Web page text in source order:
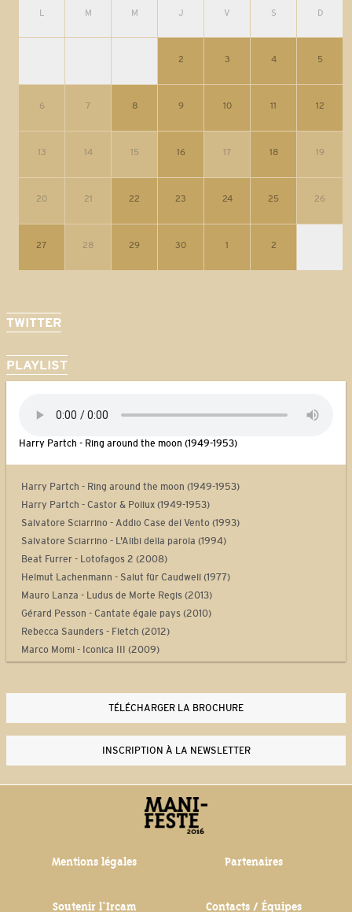
L M M J V S D
2 3 4 5
6 7 8 9 10 11 12
13 14 15 16 17 18 19
20 21 22 23 24 25 26
27 28 29 30 1 2
TWITTER
PLAYLIST
Harry Partch - Ring around the moon (1949-1953)
Harry Partch - Ring around the moon (1949-1953)
Harry Partch - Castor & Pollux (1949-1953)
Salvatore Sciarrino - Addio Case del Vento (1993)
Salvatore Sciarrino - L'Alibi della parola (1994)
Beat Furrer - Lotofagos 2 (2008)
Helmut Lachenmann - Salut für Caudwell (1977)
Mauro Lanza - Ludus de Morte Regis (2013)
Gérard Pesson - Cantate égale pays (2010)
Rebecca Saunders - Fletch (2012)
Marco Momi - Iconica III (2009)
Yan Maresz - Tutti (2013)
Philippe Leroux - Quid sit musicus? (2013-2014)
TÉLÉCHARGER LA BROCHURE
INSCRIPTION À LA NEWSLETTER
Mentions légales Partenaires
Soutenir l'Ircam Contacts / Équipes